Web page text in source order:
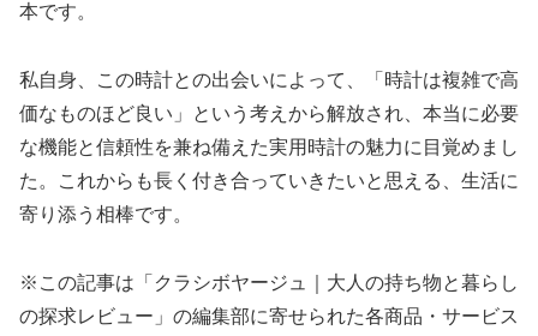
本です。
私自身、この時計との出会いによって、「時計は複雑で高
価なものほど良い」という考えから解放され、本当に必要
な機能と信頼性を兼ね備えた実用時計の魅力に目覚めまし
た。これからも長く付き合っていきたいと思える、生活に
寄り添う相棒です。
※この記事は「クラシボヤージュ｜大人の持ち物と暮らし
の探求レビュー」の編集部に寄せられた各商品・サービス